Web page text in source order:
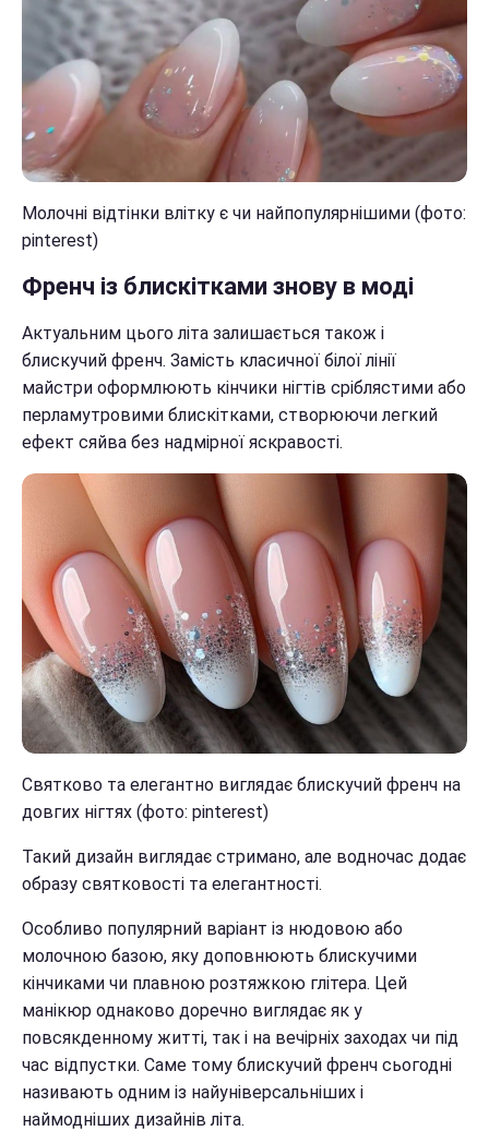
Молочні відтінки влітку є чи найпопулярнішими (фото:
pinterest)
Френч із блискітками знову в моді
Актуальним цього літа залишається також і
блискучий френч. Замість класичної білої лінії
майстри оформлюють кінчики нігтів сріблястими або
перламутровими блискітками, створюючи легкий
ефект сяйва без надмірної яскравості.
Святково та елегантно виглядає блискучий френч на
довгих нігтях (фото: pinterest)
Такий дизайн виглядає стримано, але водночас додає
образу святковості та елегантності.
Особливо популярний варіант із нюдовою або
молочною базою, яку доповнюють блискучими
кінчиками чи плавною розтяжкою глітера. Цей
манікюр однаково доречно виглядає як у
повсякденному житті, так і на вечірніх заходах чи під
час відпустки. Саме тому блискучий френч сьогодні
називають одним із найуніверсальніших і
наймодніших дизайнів літа.